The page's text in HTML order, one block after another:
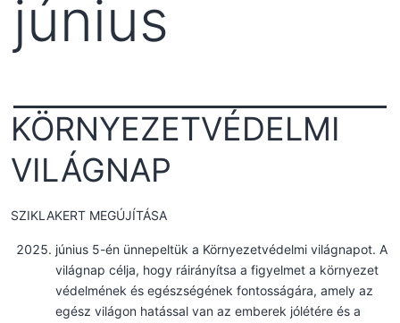
június
KÖRNYEZETVÉDELMI
VILÁGNAP
SZIKLAKERT MEGÚJÍTÁSA
június 5-én ünnepeltük a Környezetvédelmi világnapot. A
világnap célja, hogy ráirányítsa a figyelmet a környezet
védelmének és egészségének fontosságára, amely az
egész világon hatással van az emberek jólétére és a